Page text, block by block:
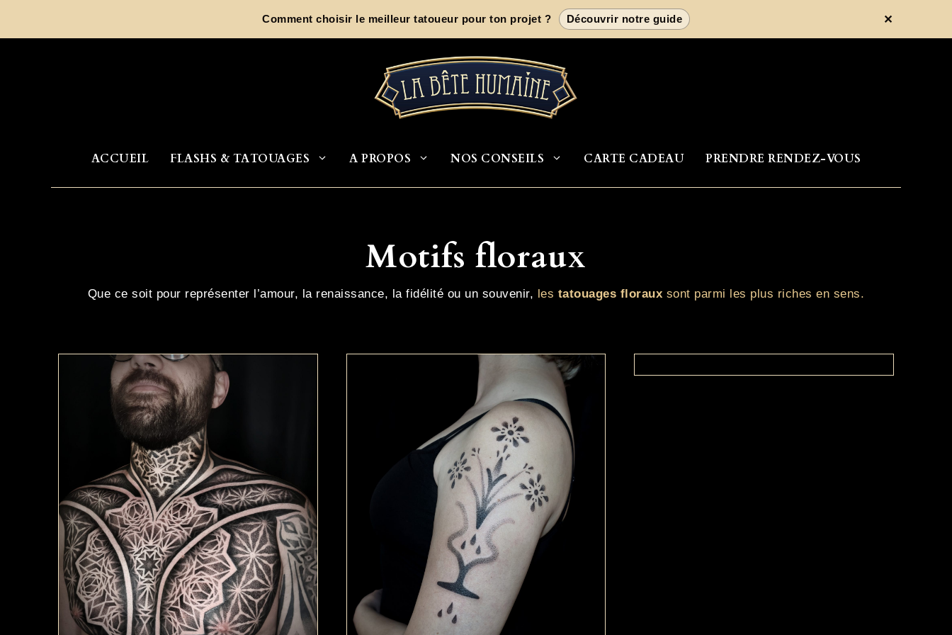
Comment choisir le meilleur tatoueur pour ton projet ? Découvrir notre guide ✕
ACCUEIL FLASHS & TATOUAGES A PROPOS NOS CONSEILS CARTE CADEAU PRENDRE RENDEZ-VOUS
Motifs floraux
Que ce soit pour représenter l’amour, la renaissance, la fidélité ou un souvenir, les tatouages floraux sont parmi les plus riches en sens.